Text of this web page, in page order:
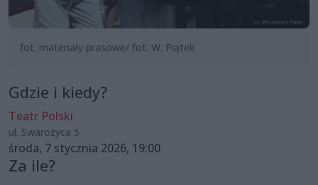
fot. materiały prasowe/ fot. W. Piątek
Gdzie i kiedy?
Teatr Polski
ul. Swarożyca 5
środa, 7 stycznia 2026, 19:00
Za ile?